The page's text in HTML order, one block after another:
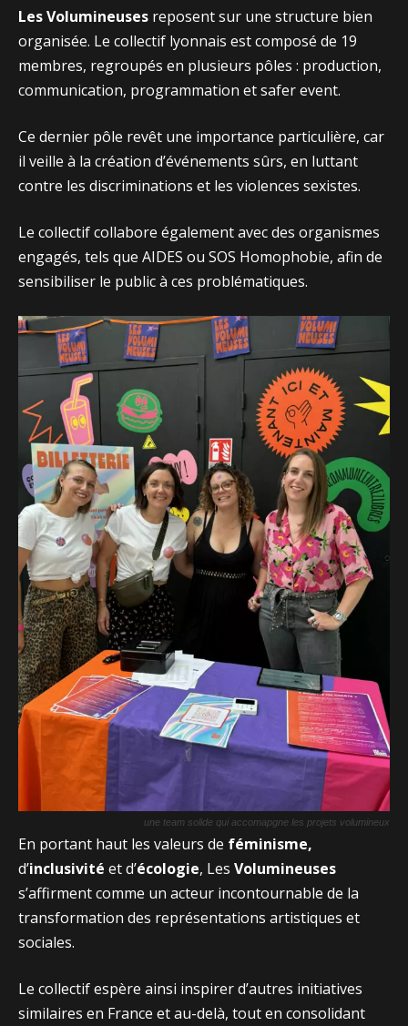
Les Volumineuses reposent sur une structure bien
organisée. Le collectif lyonnais est composé de 19
membres, regroupés en plusieurs pôles : production,
communication, programmation et safer event.
Ce dernier pôle revêt une importance particulière, car
il veille à la création d’événements sûrs, en luttant
contre les discriminations et les violences sexistes.
Le collectif collabore également avec des organismes
engagés, tels que AIDES ou SOS Homophobie, afin de
sensibiliser le public à ces problématiques.
une team solide qui accomapgne les projets volumineux
En portant haut les valeurs de féminisme,
d’inclusivité et d’écologie, Les Volumineuses
s’affirment comme un acteur incontournable de la
transformation des représentations artistiques et
sociales.
Le collectif espère ainsi inspirer d’autres initiatives
similaires en France et au-delà, tout en consolidant